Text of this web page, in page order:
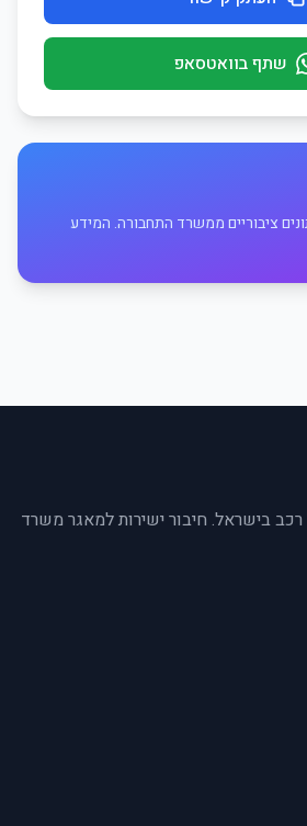
שתף בוואטסאפ
ציבוריים ממשרד התחבורה. המידע
בישראל. חיבור ישירות למאגר משרד